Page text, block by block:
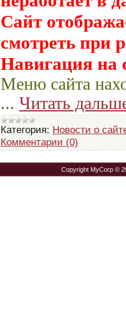
Сайт
смотреть при
Навигация на
Меню сайта
... Читать
Категория: Новости о
Комментарии (0)
Copyright MyCorp ©